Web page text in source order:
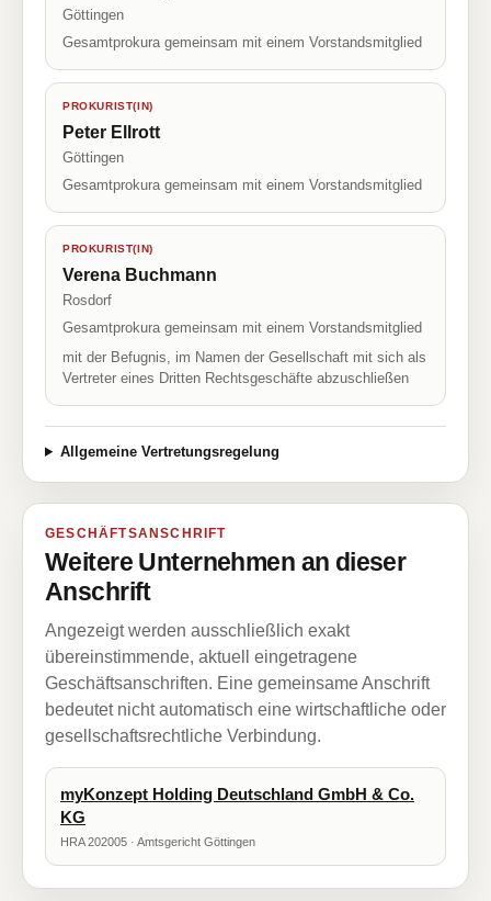
Göttingen
Gesamtprokura gemeinsam mit einem Vorstandsmitglied
PROKURIST(IN)
Peter Ellrott
Göttingen
Gesamtprokura gemeinsam mit einem Vorstandsmitglied
PROKURIST(IN)
Verena Buchmann
Rosdorf
Gesamtprokura gemeinsam mit einem Vorstandsmitglied
mit der Befugnis, im Namen der Gesellschaft mit sich als
Vertreter eines Dritten Rechtsgeschäfte abzuschließen
Allgemeine Vertretungsregelung
GESCHÄFTSANSCHRIFT
Weitere Unternehmen an dieser
Anschrift
Angezeigt werden ausschließlich exakt
übereinstimmende, aktuell eingetragene
Geschäftsanschriften. Eine gemeinsame Anschrift
bedeutet nicht automatisch eine wirtschaftliche oder
gesellschaftsrechtliche Verbindung.
myKonzept Holding Deutschland GmbH & Co.
KG
HRA 202005 · Amtsgericht Göttingen